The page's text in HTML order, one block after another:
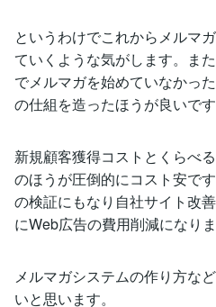
というわけでこれからメルマ
ていくような気がします。ま
でメルマガを始めていなかっ
の仕組を造ったほうが良いです
新規顧客獲得コストとくらべ
のほうが圧倒的にコスト安で
の検証にもなり自社サイト改
にWeb広告の費用削減になりま
メルマガシステムの作り方な
いと思います。